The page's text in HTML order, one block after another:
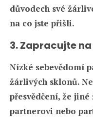
důvodech své
na co jste přišli.
3. Zapracujte
Nízké sebevědomí
žárlivých sklonů.
přesvědčení, že
partnerovi nebo